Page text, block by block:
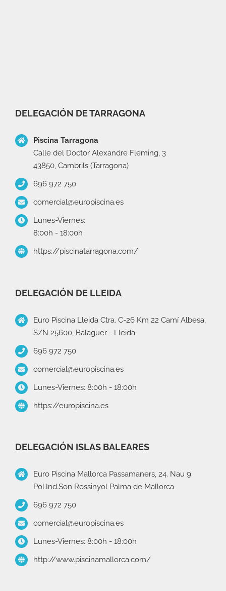
DELEGACIÓN DE TARRAGONA
Piscina Tarragona
Calle del Doctor Alexandre Fleming, 3
43850, Cambrils (Tarragona)
696 972 750
comercial@europiscina.es
Lunes-Viernes:
8:00h - 18:00h
https://piscinatarragona.com/
DELEGACIÓN DE LLEIDA
Euro Piscina Lleida Ctra. C-26 Km 22 Camí Albesa,
S/N 25600, Balaguer - Lleida
696 972 750
comercial@europiscina.es
Lunes-Viernes: 8:00h - 18:00h
https://europiscina.es
DELEGACIÓN ISLAS BALEARES
Euro Piscina Mallorca Passamaners, 24. Nau 9
Pol.Ind.Son Rossinyol Palma de Mallorca
696 972 750
comercial@europiscina.es
Lunes-Viernes: 8:00h - 18:00h
http://www.piscinamallorca.com/